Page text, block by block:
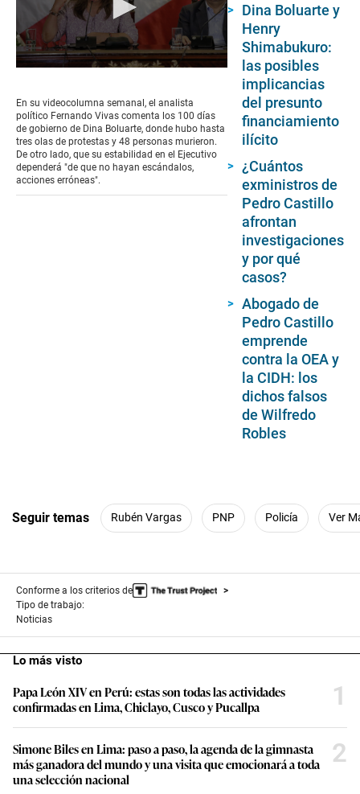
of
7
minutes,
40
seconds
En su videocolumna semanal, el analista
político Fernando Vivas comenta los 100 días
de gobierno de Dina Boluarte, donde hubo hasta
tres olas de protestas y 48 personas murieron.
De otro lado, que su estabilidad en el Ejecutivo
dependerá "de que no hayan escándalos,
acciones erróneas".
Dina Boluarte y
Henry
Shimabukuro:
las posibles
implicancias
del presunto
financiamiento
ilícito
¿Cuántos
exministros de
Pedro Castillo
afrontan
investigaciones
y por qué
casos?
Abogado de
Pedro Castillo
emprende
contra la OEA y
la CIDH: los
dichos falsos
de Wilfredo
Robles
Seguir temas Rubén Vargas PNP Policía Ver
Conforme a los criterios de
Tipo de trabajo:
Noticias
Lo más visto
Papa León XIV en Perú: estas son todas las actividades
confirmadas en Lima, Chiclayo, Cusco y Pucallpa
1
Simone Biles en Lima: paso a paso, la agenda de la gimnasta
más ganadora del mundo y una visita que emocionará a toda
una selección nacional
2